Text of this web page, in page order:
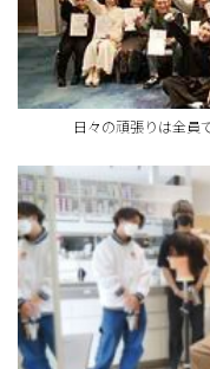
日々の頑張りは全員